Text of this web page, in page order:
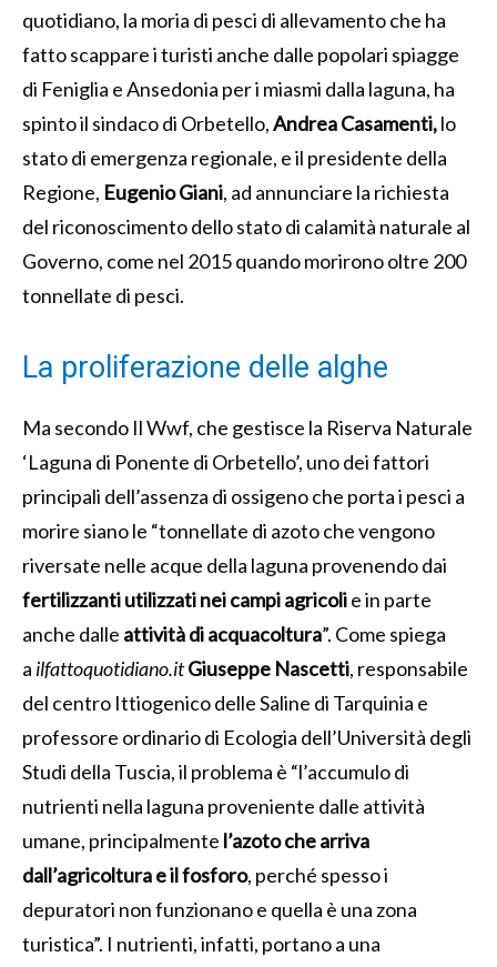
quotidiano, la moria di pesci di allevamento che ha
fatto scappare i turisti anche dalle popolari spiagge
di Feniglia e Ansedonia per i miasmi dalla laguna, ha
spinto il sindaco di Orbetello,Andrea Casamenti,lo
stato di emergenza regionale, e il presidente della
Regione, Eugenio Giani, ad annunciare la richiesta
del riconoscimento dello stato di calamità naturale al
Governo, come nel 2015 quando morirono oltre 200
tonnellate di pesci.
La proliferazione delle alghe
Ma secondo Il Wwf, che gestisce la Riserva Naturale
‘Laguna di Ponente di Orbetello’, uno dei fattori
principali dell’assenza di ossigeno che porta i pesci a
morire siano le “tonnellate di azoto che vengono
riversate nelle acque della laguna provenendo dai
fertilizzanti utilizzati nei campi agricolie in parte
anche dalle attività di acquacoltura”. Come spiega
a ilfattoquotidiano.itGiuseppe Nascetti, responsabile
del centro Ittiogenico delle Saline di Tarquinia e
professore ordinario di Ecologia dell’Università degli
Studi della Tuscia, il problema è “l’accumulo di
nutrienti nella laguna proveniente dalle attività
umane, principalmente l’azoto che arriva
dall’agricoltura e il fosforo, perché spesso i
depuratori non funzionano e quella è una zona
turistica”. I nutrienti, infatti, portano a una